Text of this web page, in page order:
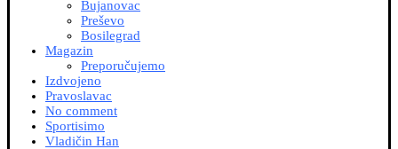
Bujanovac
Preševo
Bosilegrad
Magazin
Preporučujemo
Izdvojeno
Pravoslavac
No comment
Sportisimo
Vladičin Han